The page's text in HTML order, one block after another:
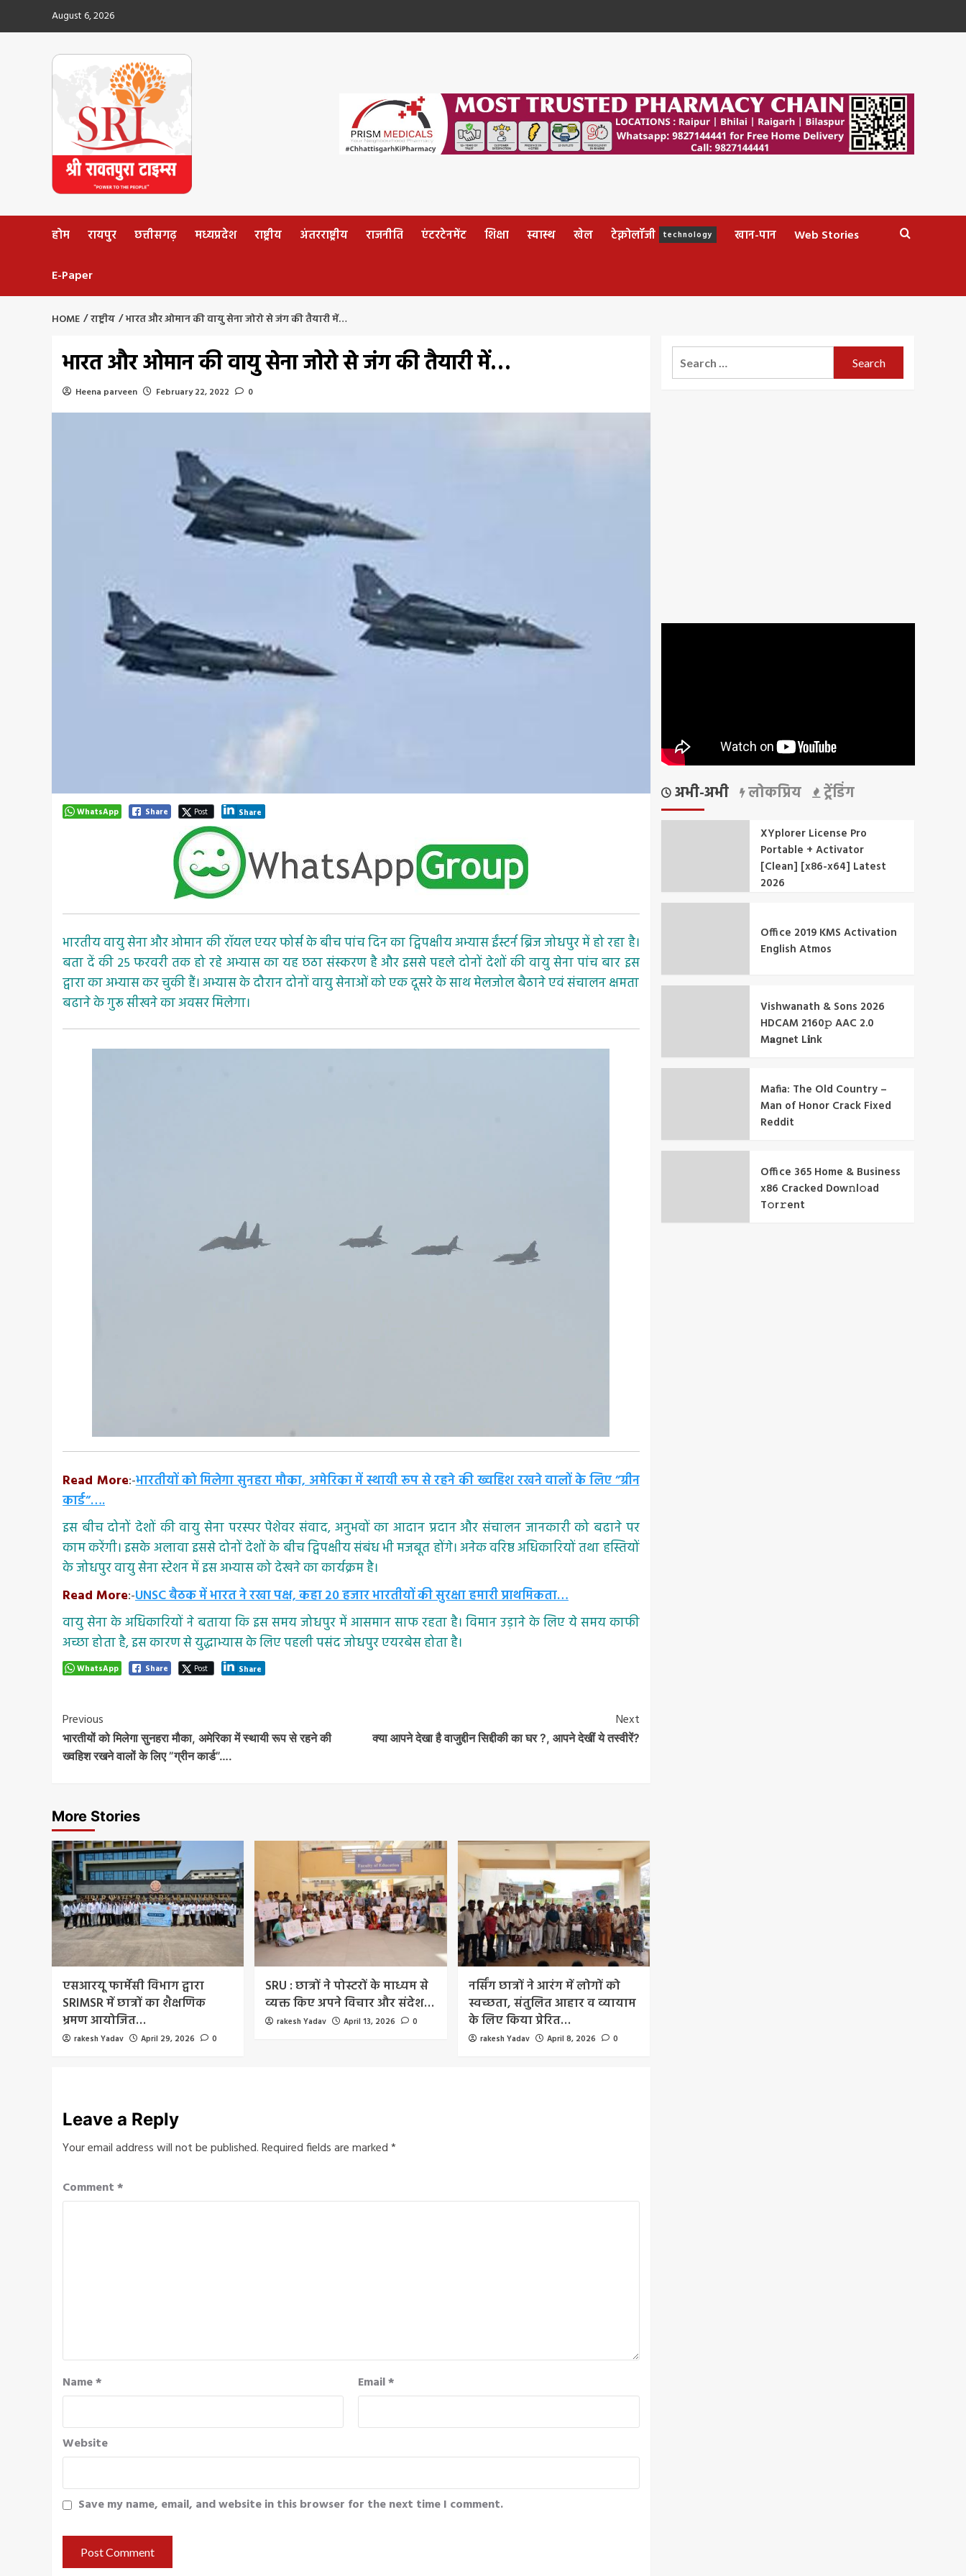
August 6, 2026
होम रायपुर छत्तीसगढ़ मध्यप्रदेश राष्ट्रीय अंतरराष्ट्रीय राजनीति एंटरटेनमेंट शिक्षा स्वास्थ खेल टेक्नोलॉजी technology खान-पान Web Stories
E-Paper
HOME राष्ट्रीय भारत और ओमान की वायु सेना जोरो से जंग की तैयारी में…
भारत और ओमान की वायु सेना जोरो से जंग की तैयारी में…
Heena parveen February 22, 2022 0
WhatsApp Share Post Share
भारतीय वायु सेना और ओमान की रॉयल एयर फोर्स के बीच पांच दिन का द्विपक्षीय अभ्यास ईंस्टर्न ब्रिज जोधपुर में हो रहा है।
बता दें की 25 फरवरी तक हो रहे अभ्यास का यह छठा संस्करण है और इससे पहले दोनों देशों की वायु सेना पांच बार इस
द्वारा का अभ्यास कर चुकी हैं। अभ्यास के दौरान दोनों वायु सेनाओं को एक दूसरे के साथ मेलजोल बैठाने एवं संचालन क्षमता
बढाने के गुरू सीखने का अवसर मिलेगा।
Read More:-भारतीयों को मिलेगा सुनहरा मौका, अमेरिका में स्थायी रूप से रहने की ख्वहिश रखने वालों के लिए ”ग्रीन
कार्ड”….
इस बीच दोनों देशों की वायु सेना परस्पर पेशेवर संवाद, अनुभवों का आदान प्रदान और संचालन जानकारी को बढाने पर
काम करेंगी। इसके अलावा इससे दोनों देशों के बीच द्विपक्षीय संबंध भी मजबूत होंगे। अनेक वरिष्ठ अधिकारियों तथा हस्तियों
के जोधपुर वायु सेना स्टेशन में इस अभ्यास को देखने का कार्यक्रम है।
Read More:-UNSC बैठक में भारत ने रखा पक्ष, कहा 20 हजार भारतीयों की सुरक्षा हमारी प्राथमिकता…
वायु सेना के अधिकारियों ने बताया कि इस समय जोधपुर में आसमान साफ रहता है। विमान उड़ाने के लिए ये समय काफी
अच्छा होता है, इस कारण से युद्धाभ्यास के लिए पहली पसंद जोधपुर एयरबेस होता है।
WhatsApp Share Post Share
Post
Navigation
Previous
भारतीयों को मिलेगा सुनहरा मौका, अमेरिका में स्थायी रूप से रहने की
ख्वहिश रखने वालों के लिए ”ग्रीन कार्ड”….
Next
क्या आपने देखा है वाजुद्दीन सिद्दीकी का घर ?, आपने देखीं ये तस्वीरें?
More Stories
एसआरयू फार्मेसी विभाग द्वारा
SRIMSR में छात्रों का शैक्षणिक
भ्रमण आयोजित…
rakesh Yadav April 29, 2026 0
SRU : छात्रों ने पोस्टरों के माध्यम से
व्यक्त किए अपने विचार और संदेश…
rakesh Yadav April 13, 2026 0
नर्सिंग छात्रों ने आरंग में लोगों को
स्वच्छता, संतुलित आहार व व्यायाम
के लिए किया प्रेरित…
rakesh Yadav April 8, 2026 0
Leave a Reply
Your email address will not be published.Required fields are marked*
Comment*
Name* Email*
Website
Save my name, email, and website in this browser for the next time I comment.
for:
अभी-अभी लोकप्रिय ट्रेंडिंग
XYplorer License Pro
Portable + Activator
[Clean] [x86-x64] Latest
2026
Office 2019 KMS Activation
English Atmos
Vishwanath & Sons 2026
HDCAM 2160𝚙 AAC 2.0
M𝐚gn𝐞t L𝐢nk
Mafia: The Old Country –
Man of Honor Crack Fixed
Reddit
Office 365 Home & Business
x86 Cracked Dоw𝚗l𝚘ad
T𝚘r𝚛ent